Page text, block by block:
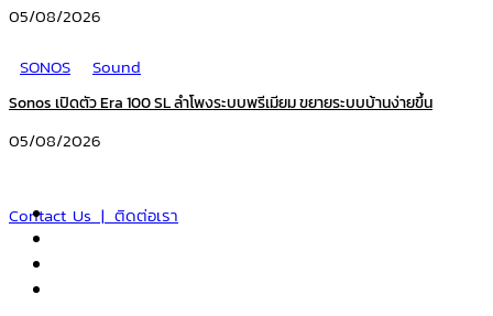
05/08/2026
SONOS
Sound
Sonos เปิดตัว Era 100 SL ลำโพงระบบพรีเมียม ขยายระบบบ้านง่ายขึ้น
05/08/2026
Contact Us | ติดต่อเรา